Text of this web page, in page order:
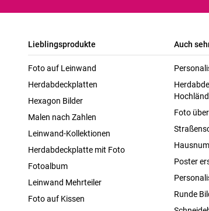
Lieblingsprodukte
Foto auf Leinwand
Herdabdeckplatten
Hexagon Bilder
Malen nach Zahlen
Leinwand-Kollektionen
Herdabdeckplatte mit Foto
Fotoalbum
Leinwand Mehrteiler
Foto auf Kissen
Auch
Foto
Poster
Runde